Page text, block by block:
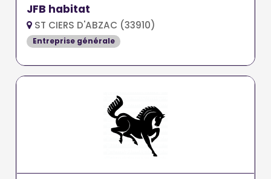
JFB habitat
ST CIERS D'ABZAC (33910)
Entreprise générale